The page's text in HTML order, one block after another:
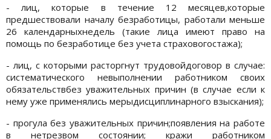
- лиц, которые в течение 12 месяцев,которые
предшествовали началу безработицы, работали меньше
26 календарныхнедель (такие лица имеют право на
помощь по безработице без учета страховогостажа);
- лиц, с которыми расторгнут трудовойдоговор в случае:
систематического невыполнении работником своих
обязательствбез уважительных причин (в случае если к
нему уже применялись мерыдисциплинарного взыскания);
- прогула без уважительных причин;появления на работе
в нетрезвом состоянии; кражи работником